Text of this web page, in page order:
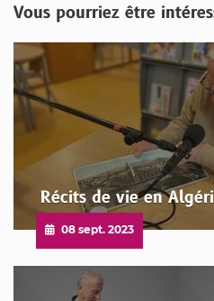
Vous pourriez être
Récits de vie en
Publié
le
08 sept. 2023